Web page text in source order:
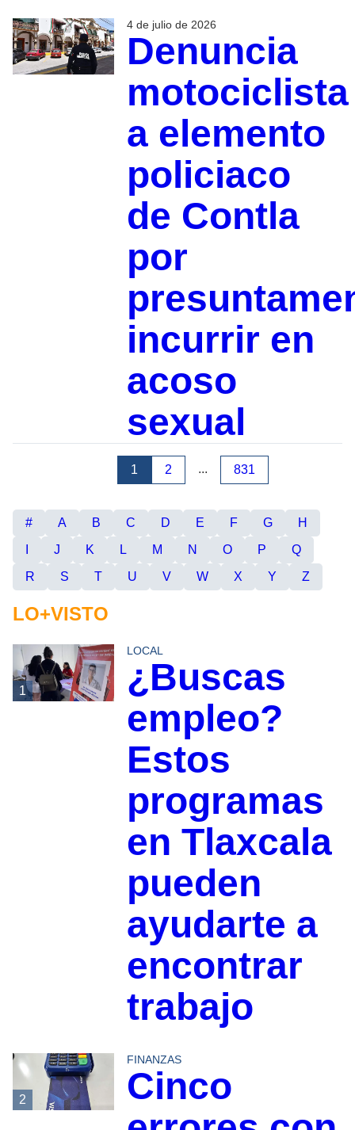
4 de julio de 2026
Denuncia
motociclista
a elemento
policiaco
de Contla
por
incurrir en
acoso
sexual
1 2 ... 831
# A B C D E F G
H
J K L M N O P
Q
R
S T U V W X Y Z
LO+VISTO
1
LOCAL
¿Buscas
empleo?
Estos
programas
en Tlaxcala
pueden
ayudarte a
encontrar
trabajo
2
FINANZAS
Cinco